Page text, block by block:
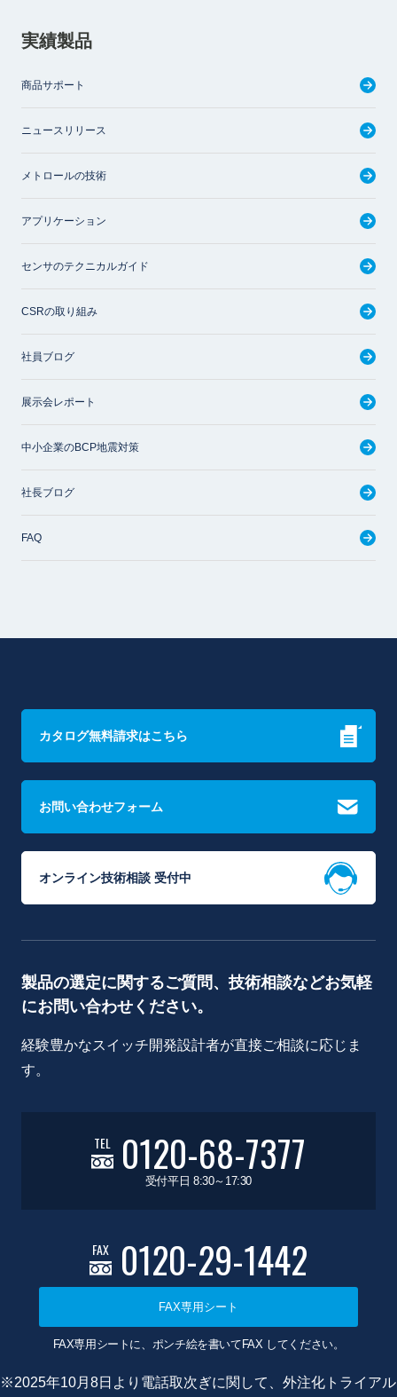
実績製品
商品サポート
ニュースリリース
メトロールの技術
アプリケーション
センサのテクニカルガイド
CSRの取り組み
社員ブログ
展示会レポート
中小企業のBCP地震対策
社長ブログ
FAQ
カタログ無料請求はこちら
お問い合わせフォーム
オンライン技術相談 受付中
製品の選定に関するご質問、技術相談などお気軽
にお問い合わせください。
経験豊かなスイッチ開発設計者が直接ご相談に応じま
す。
TEL 0120-68-7377
受付平日 8:30～17:30
FAX 0120-29-1442
FAX専用シート
FAX専用シートに、ポンチ絵を書いてFAX してください。
※2025年10月8日より電話取次ぎに関して、外注化トライアル